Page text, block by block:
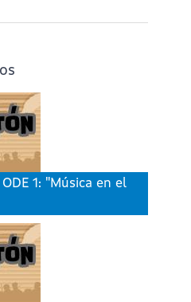
1: "Música en el